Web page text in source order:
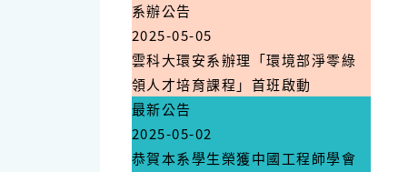
系辦公告
2025-05-05
雲科大環安系辦理「環境部淨零綠
領人才培育課程」首班啟動
最新公告
2025-05-02
恭賀本系學生榮獲中國工程師學會